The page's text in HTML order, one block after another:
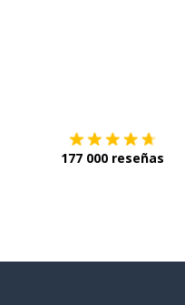
177 000 reseñas